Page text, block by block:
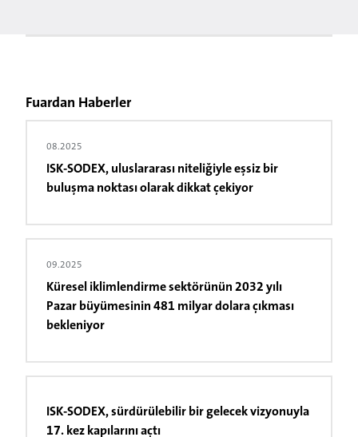
Fuardan Haberler
08.2025
ISK-SODEX, uluslararası niteliğiyle eşsiz bir
buluşma noktası olarak dikkat çekiyor
09.2025
Küresel iklimlendirme sektörünün 2032 yılı
Pazar büyümesinin 481 milyar dolara çıkması
bekleniyor
ISK-SODEX, sürdürülebilir bir gelecek vizyonuyla
17. kez kapılarını açtı